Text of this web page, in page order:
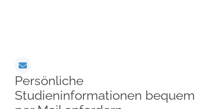
Persönliche
Studieninformationen bequem